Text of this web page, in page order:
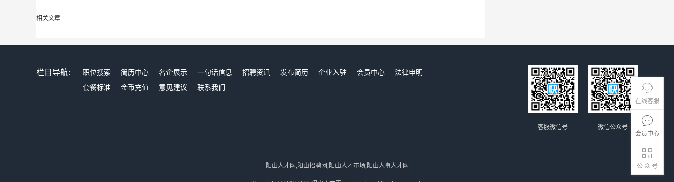
在线客服
会员中心
公 众 号
相关文章
栏目导航: 职位搜索 简历中心 名企展示 一句话信息 招聘资讯 发布简历 企业入驻 会员中心
法律申明
套餐标准
金币充值 意见建议 联系我们
微信公众号
客服微信号
阳山人才网,阳山招聘网,阳山人才市场,阳山人事人才网